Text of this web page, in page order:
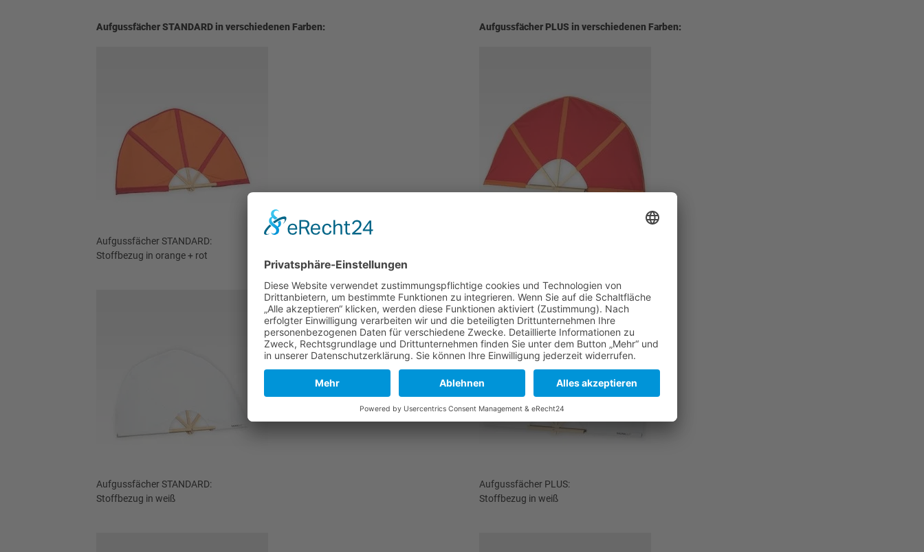
Aufgussfächer STANDARD in verschiedenen Farben:
Aufgussfächer STANDARD:
Stoffbezug in orange + rot
Aufgussfächer STANDARD:
Stoffbezug in weiß
Aufgussfächer PLUS in verschiedenen Farben:
Aufgussfächer PLUS:
Stoffbezug in weiß